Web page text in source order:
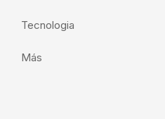
Tecnologia
Más